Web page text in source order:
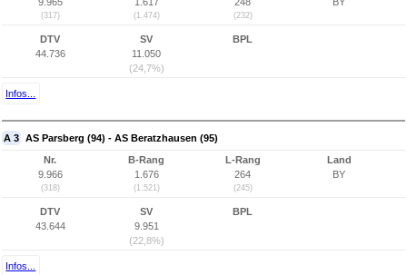
(317) (1.474) (232)
DTV
44.736
SV
11.050
(24,7%)
BPL
Infos...
A 3 AS Parsberg (94) - AS Beratzhausen (95)
Nr.
9.966
(318)
B-Rang
1.676
(1.521)
L-Rang
264
(245)
Land
BY
DTV
43.644
SV
9.951
(22,8%)
BPL
Infos...